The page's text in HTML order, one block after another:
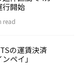
行開始
read
の運賃決済
ペイ」